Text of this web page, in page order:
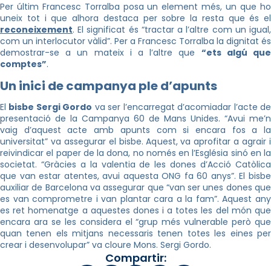
Per últim Francesc Torralba posa un element més, un que ho
uneix tot i que alhora destaca per sobre la resta que és el
reconeixement. El significat és “tractar a l’altre com un igual,
com un interlocutor vàlid”. Per a Francesc Torralba la dignitat és
demostrar-se a un mateix i a l’altre que “ets algú que
comptes”.
Un inici de campanya ple d’apunts
El bisbe Sergi Gordo va ser l’encarregat d’acomiadar l’acte de
presentació de la Campanya 60 de Mans Unides. “Avui me’n
vaig d’aquest acte amb apunts com si encara fos a la
universitat” va assegurar el bisbe. Aquest, va aprofitar a agrair i
reivindicar el paper de la dona, no només en l’Església sinó en la
societat. “Gràcies a la valentia de les dones d’Acció Catòlica
que van estar atentes, avui aquesta ONG fa 60 anys”. El bisbe
auxiliar de Barcelona va assegurar que “van ser unes dones que
es van comprometre i van plantar cara a la fam”. Aquest any
es ret homenatge a aquestes dones i a totes les del món que
encara ara se les considera el “grup més vulnerable però que
quan tenen els mitjans necessaris tenen totes les eines per
crear i desenvolupar” va cloure Mons. Sergi Gordo.
Compartir: